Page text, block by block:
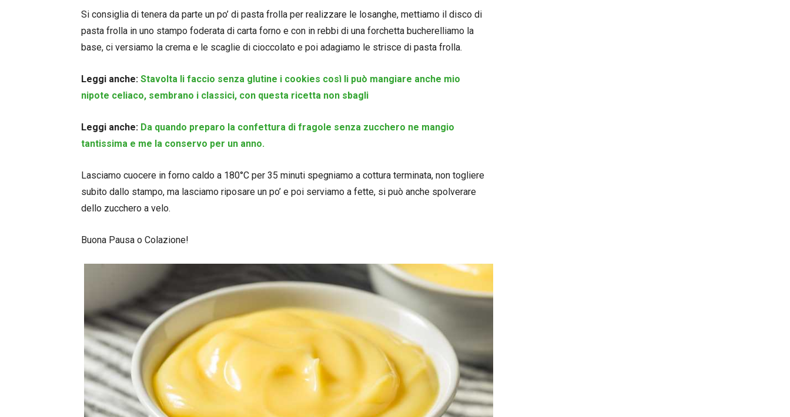
Si consiglia di tenera da parte un po’ di pasta frolla per realizzare le losanghe, mettiamo il disco di
pasta frolla in uno stampo foderata di carta forno e con in rebbi di una forchetta bucherelliamo la
base, ci versiamo la crema e le scaglie di cioccolato e poi adagiamo le strisce di pasta frolla.
Leggi anche: Stavolta li faccio senza glutine i cookies così li può mangiare anche mio
nipote celiaco, sembrano i classici, con questa ricetta non sbagli
Leggi anche: Da quando preparo la confettura di fragole senza zucchero ne mangio
tantissima e me la conservo per un anno.
Lasciamo cuocere in forno caldo a 180°C per 35 minuti spegniamo a cottura terminata, non togliere
subito dallo stampo, ma lasciamo riposare un po’ e poi serviamo a fette, si può anche spolverare
dello zucchero a velo.
Buona Pausa o Colazione!